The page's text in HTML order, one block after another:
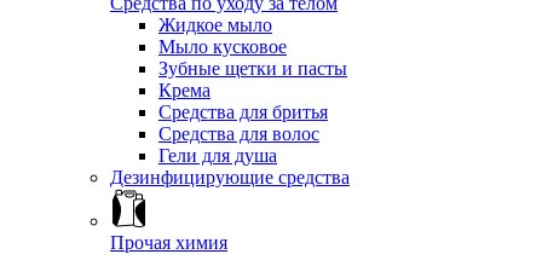
Жидкое мыло
Мыло кусковое
Зубные щетки и пасты
Крема
Средства для бритья
Средства для волос
Гели для душа
Дезинфицирующие средства
Прочая химия